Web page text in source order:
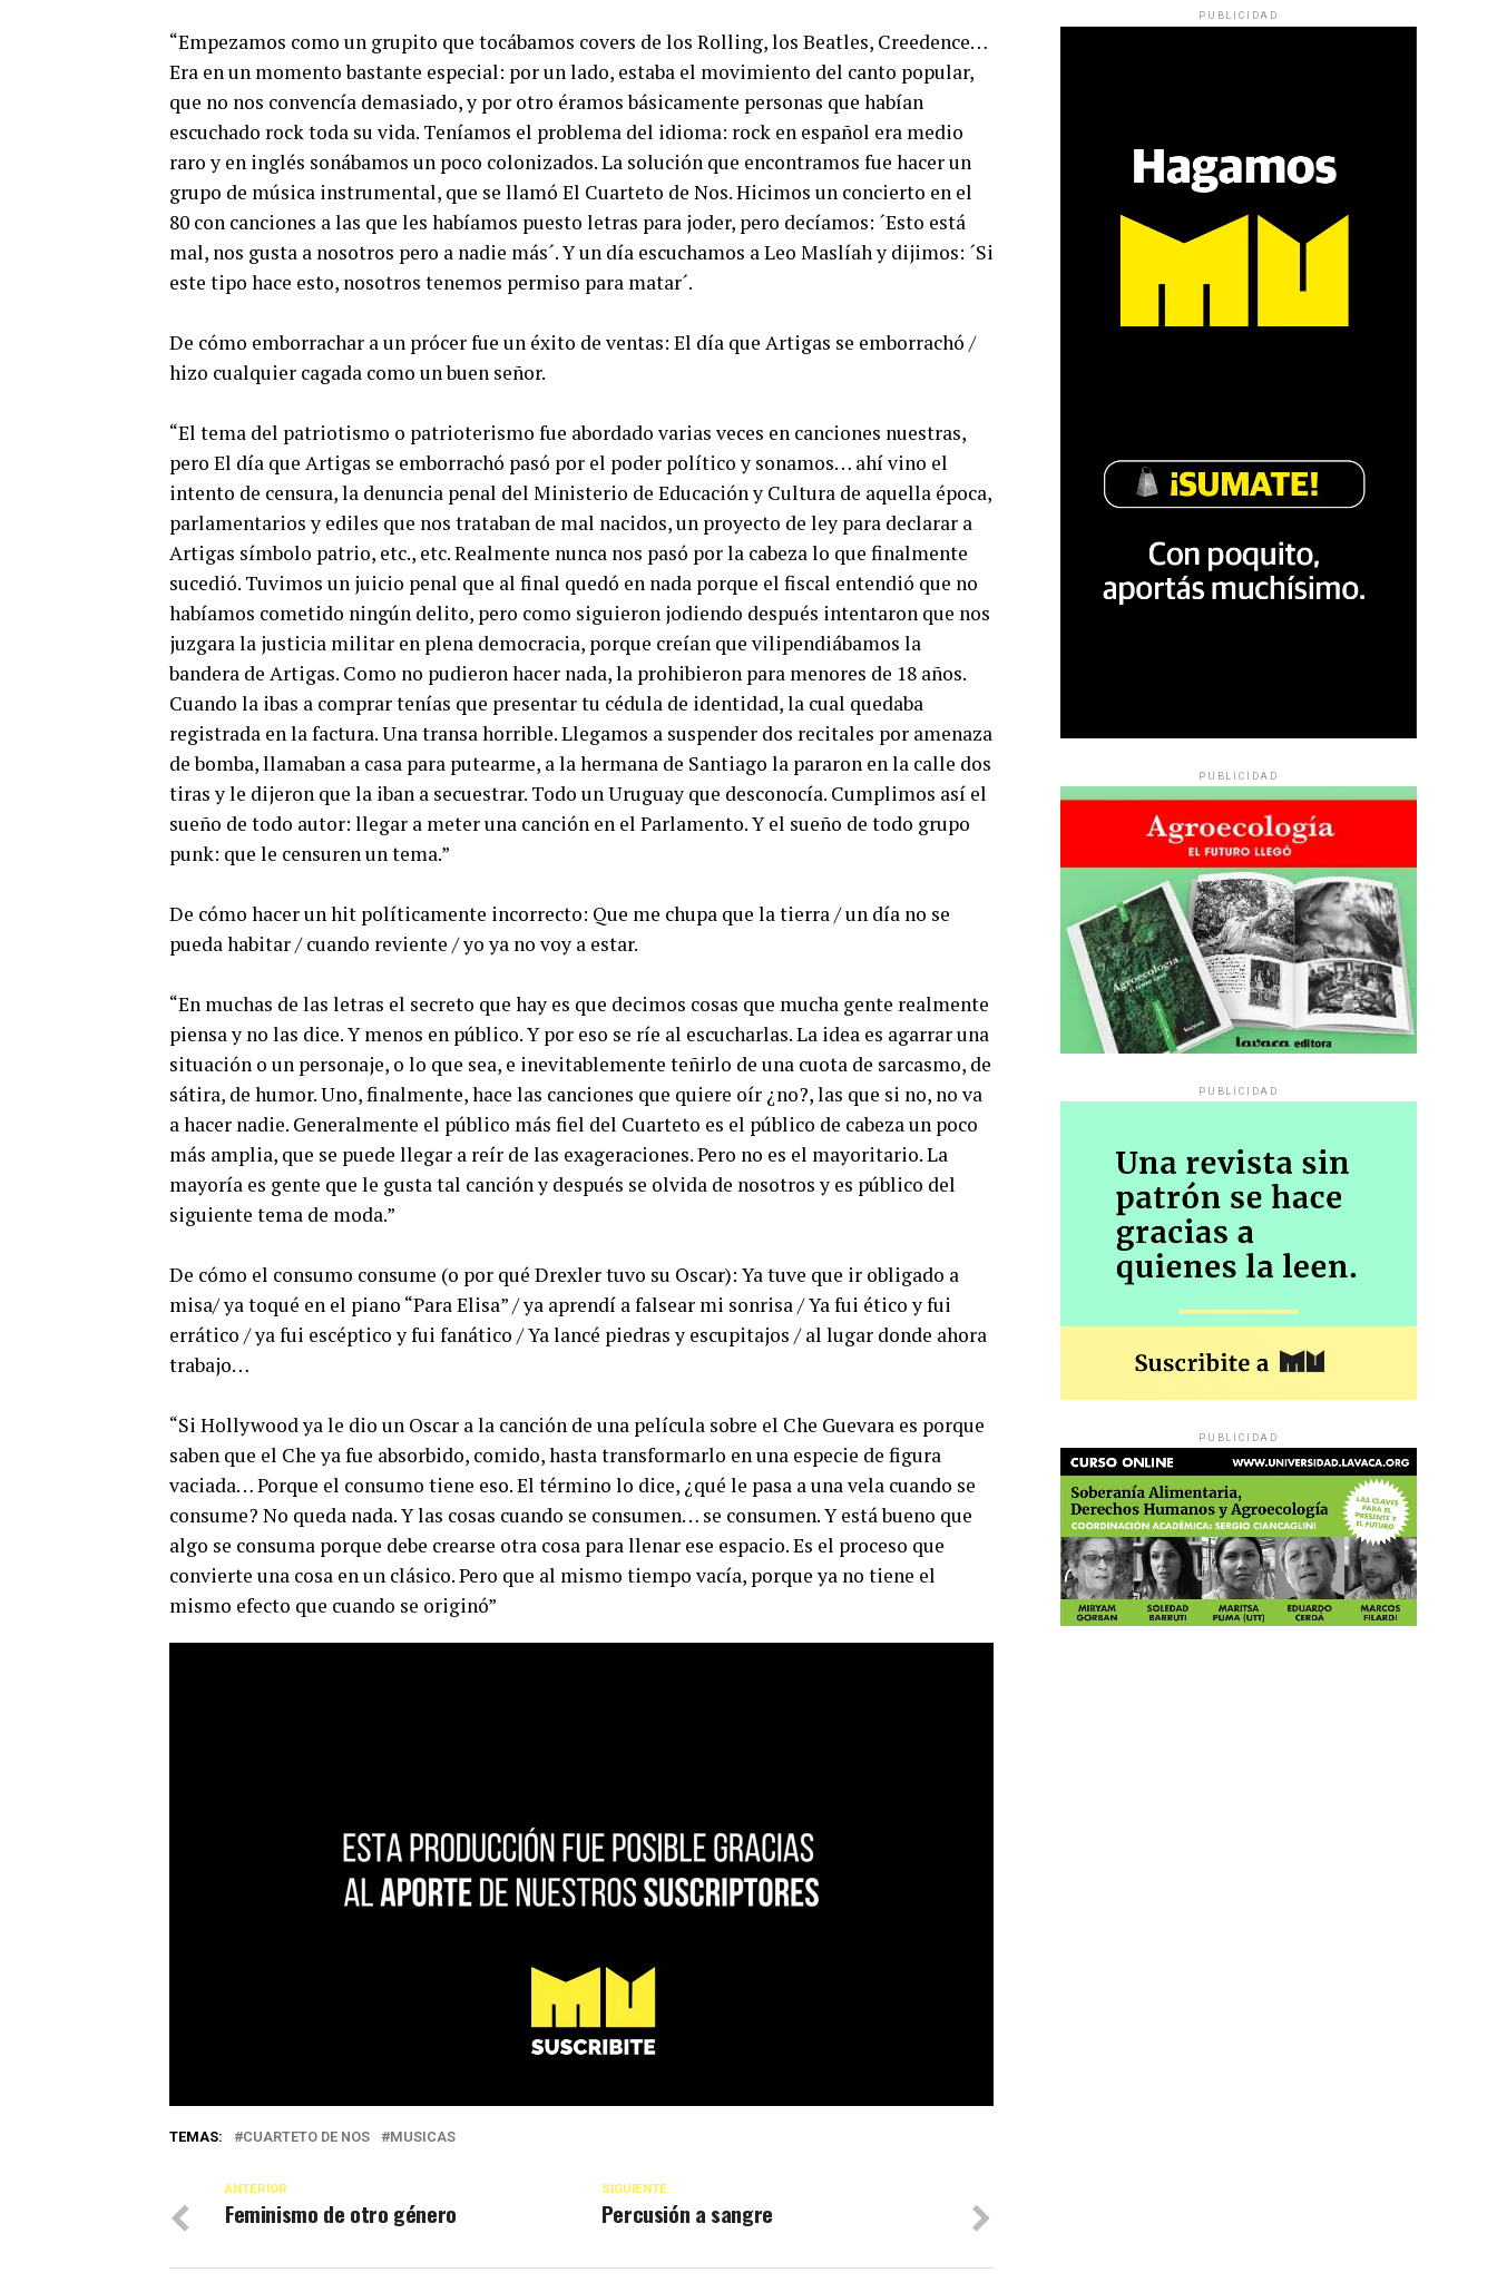
“Empezamos como un grupito que tocábamos covers de los Rolling, los Beatles, Creedence…
Era en un momento bastante especial: por un lado, estaba el movimiento del canto popular,
que no nos convencía demasiado, y por otro éramos básicamente personas que habían
escuchado rock toda su vida. Teníamos el problema del idioma: rock en español era medio
raro y en inglés sonábamos un poco colonizados. La solución que encontramos fue hacer un
grupo de música instrumental, que se llamó El Cuarteto de Nos. Hicimos un concierto en el
80 con canciones a las que les habíamos puesto letras para joder, pero decíamos: ´Esto está
mal, nos gusta a nosotros pero a nadie más´. Y un día escuchamos a Leo Maslíah y dijimos: ´Si
este tipo hace esto, nosotros tenemos permiso para matar´.
De cómo emborrachar a un prócer fue un éxito de ventas: El día que Artigas se emborrachó /
hizo cualquier cagada como un buen señor.
“El tema del patriotismo o patrioterismo fue abordado varias veces en canciones nuestras,
pero El día que Artigas se emborrachó pasó por el poder político y sonamos… ahí vino el
intento de censura, la denuncia penal del Ministerio de Educación y Cultura de aquella época,
parlamentarios y ediles que nos trataban de mal nacidos, un proyecto de ley para declarar a
Artigas símbolo patrio, etc., etc. Realmente nunca nos pasó por la cabeza lo que finalmente
sucedió. Tuvimos un juicio penal que al final quedó en nada porque el fiscal entendió que no
habíamos cometido ningún delito, pero como siguieron jodiendo después intentaron que nos
juzgara la justicia militar en plena democracia, porque creían que vilipendiábamos la
bandera de Artigas. Como no pudieron hacer nada, la prohibieron para menores de 18 años.
Cuando la ibas a comprar tenías que presentar tu cédula de identidad, la cual quedaba
registrada en la factura. Una transa horrible. Llegamos a suspender dos recitales por amenaza
de bomba, llamaban a casa para putearme, a la hermana de Santiago la pararon en la calle dos
tiras y le dijeron que la iban a secuestrar. Todo un Uruguay que desconocía. Cumplimos así el
sueño de todo autor: llegar a meter una canción en el Parlamento. Y el sueño de todo grupo
punk: que le censuren un tema.”
De cómo hacer un hit políticamente incorrecto: Que me chupa que la tierra / un día no se
pueda habitar / cuando reviente / yo ya no voy a estar.
“En muchas de las letras el secreto que hay es que decimos cosas que mucha gente realmente
piensa y no las dice. Y menos en público. Y por eso se ríe al escucharlas. La idea es agarrar una
situación o un personaje, o lo que sea, e inevitablemente teñirlo de una cuota de sarcasmo, de
sátira, de humor. Uno, finalmente, hace las canciones que quiere oír ¿no?, las que si no, no va
a hacer nadie. Generalmente el público más fiel del Cuarteto es el público de cabeza un poco
más amplia, que se puede llegar a reír de las exageraciones. Pero no es el mayoritario. La
mayoría es gente que le gusta tal canción y después se olvida de nosotros y es público del
siguiente tema de moda.”
De cómo el consumo consume (o por qué Drexler tuvo su Oscar): Ya tuve que ir obligado a
misa/ ya toqué en el piano “Para Elisa” / ya aprendí a falsear mi sonrisa / Ya fui ético y fui
errático / ya fui escéptico y fui fanático / Ya lancé piedras y escupitajos / al lugar donde ahora
trabajo…
“Si Hollywood ya le dio un Oscar a la canción de una película sobre el Che Guevara es porque
saben que el Che ya fue absorbido, comido, hasta transformarlo en una especie de figura
vaciada… Porque el consumo tiene eso. El término lo dice, ¿qué le pasa a una vela cuando se
consume? No queda nada. Y las cosas cuando se consumen… se consumen. Y está bueno que
algo se consuma porque debe crearse otra cosa para llenar ese espacio. Es el proceso que
convierte una cosa en un clásico. Pero que al mismo tiempo vacía, porque ya no tiene el
mismo efecto que cuando se originó”
TEMAS: CUARTETO DE NOS MUSICAS
SIGUIENTE
Percusión a sangre
ANTERIOR
Feminismo de otro género
PUBLICIDAD
PUBLICIDAD
PUBLICIDAD
PUBLICIDAD